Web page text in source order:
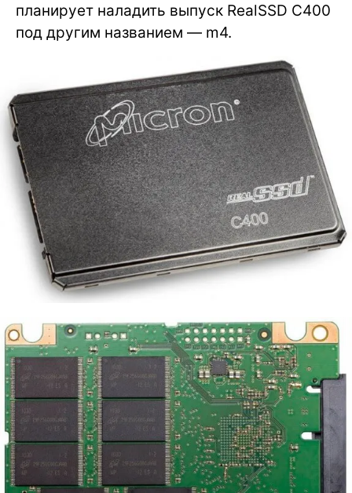
планирует наладить выпуск RealSSD C400
под другим названием — m4.